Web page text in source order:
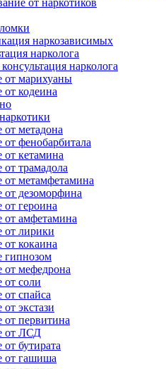
от наркотиков
наркозависимых
нарколога
нарколога
от марихуаны
от кодеина
от метадона
от фенобарбитала
от кетамина
от трамадола
от метамфетамина
от дезоморфина
от героина
от амфетамина
от лирики
от кокаина
гипнозом
от мефедрона
от соли
от спайса
экстази
от первитина
от ЛСД
бутирата
от гашиша